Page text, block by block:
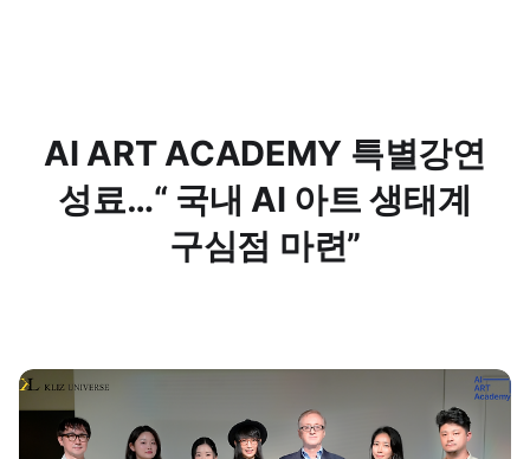
AI ART ACADEMY 특별강연
성료…“ 국내 AI 아트 생태계
구심점 마련”